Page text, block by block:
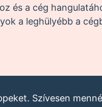
és a cég
a leghülyébb a
Szívesen